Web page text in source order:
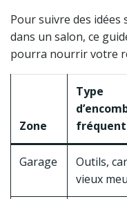
Pour suivre des idées
dans un salon, ce
pourra nourrir votre
Zone
Type
fréquent
Garage
Outils,
vieux